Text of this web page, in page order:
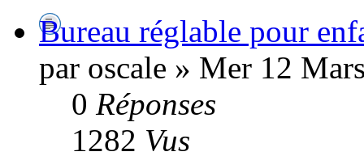
Bureau réglable pour
par oscale » Mer 12
0 Réponses
1282 Vus